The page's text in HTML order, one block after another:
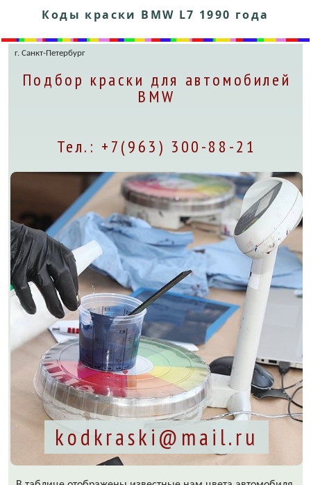
Коды краски BMW L7 1990 года
г. Санкт-Петербург
Подбор краски для автомобилей
BMW
Тел.: +7(963) 300-88-21
kodkraski@mail.ru